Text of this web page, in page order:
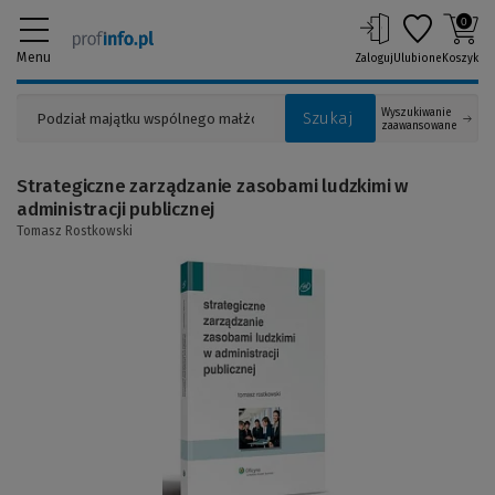
Menu
Szukaj
Wyszukiwanie
zaawansowane
ZalogujUlubione
0
Koszyk
Strategiczne zarządzanie zasobami ludzkimi w
administracji publicznej
Tomasz Rostkowski